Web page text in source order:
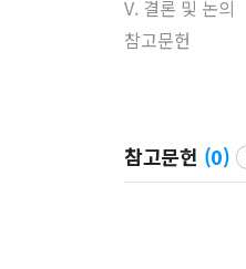
V. 결론 및 논의
참고문헌
참고문헌 (0)